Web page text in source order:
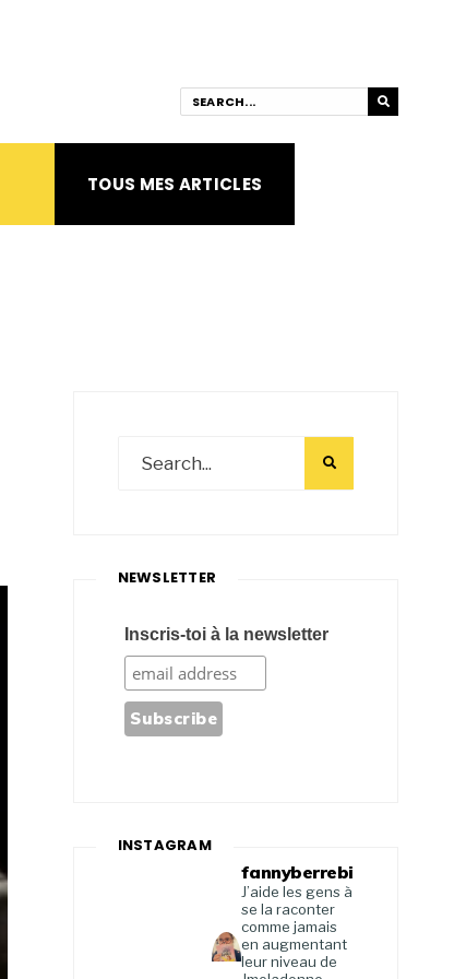
TOUS MES ARTICLES
NEWSLETTER
Inscris-toi à la newsletter
INSTAGRAM
fannyberrebi
J’aide les gens à
se la raconter
comme jamais
en augmentant
leur niveau de